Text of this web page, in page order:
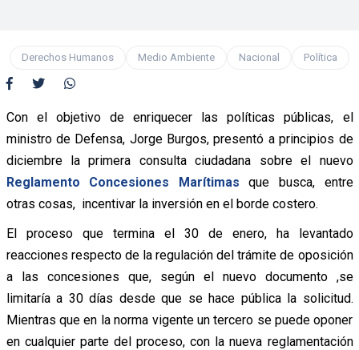
Derechos Humanos Medio Ambiente Nacional Política
Con el objetivo de enriquecer las políticas públicas, el
ministro de Defensa, Jorge Burgos, presentó a principios de
diciembre la primera consulta ciudadana sobre el nuevo
Reglamento Concesiones Marítimas que busca, entre
otras cosas, incentivar la inversión en el borde costero.
El proceso que termina el 30 de enero, ha levantado
reacciones respecto de la regulación del trámite de oposición
a las concesiones que, según el nuevo documento ,se
limitaría a 30 días desde que se hace pública la solicitud.
Mientras que en la norma vigente un tercero se puede oponer
en cualquier parte del proceso, con la nueva reglamentación